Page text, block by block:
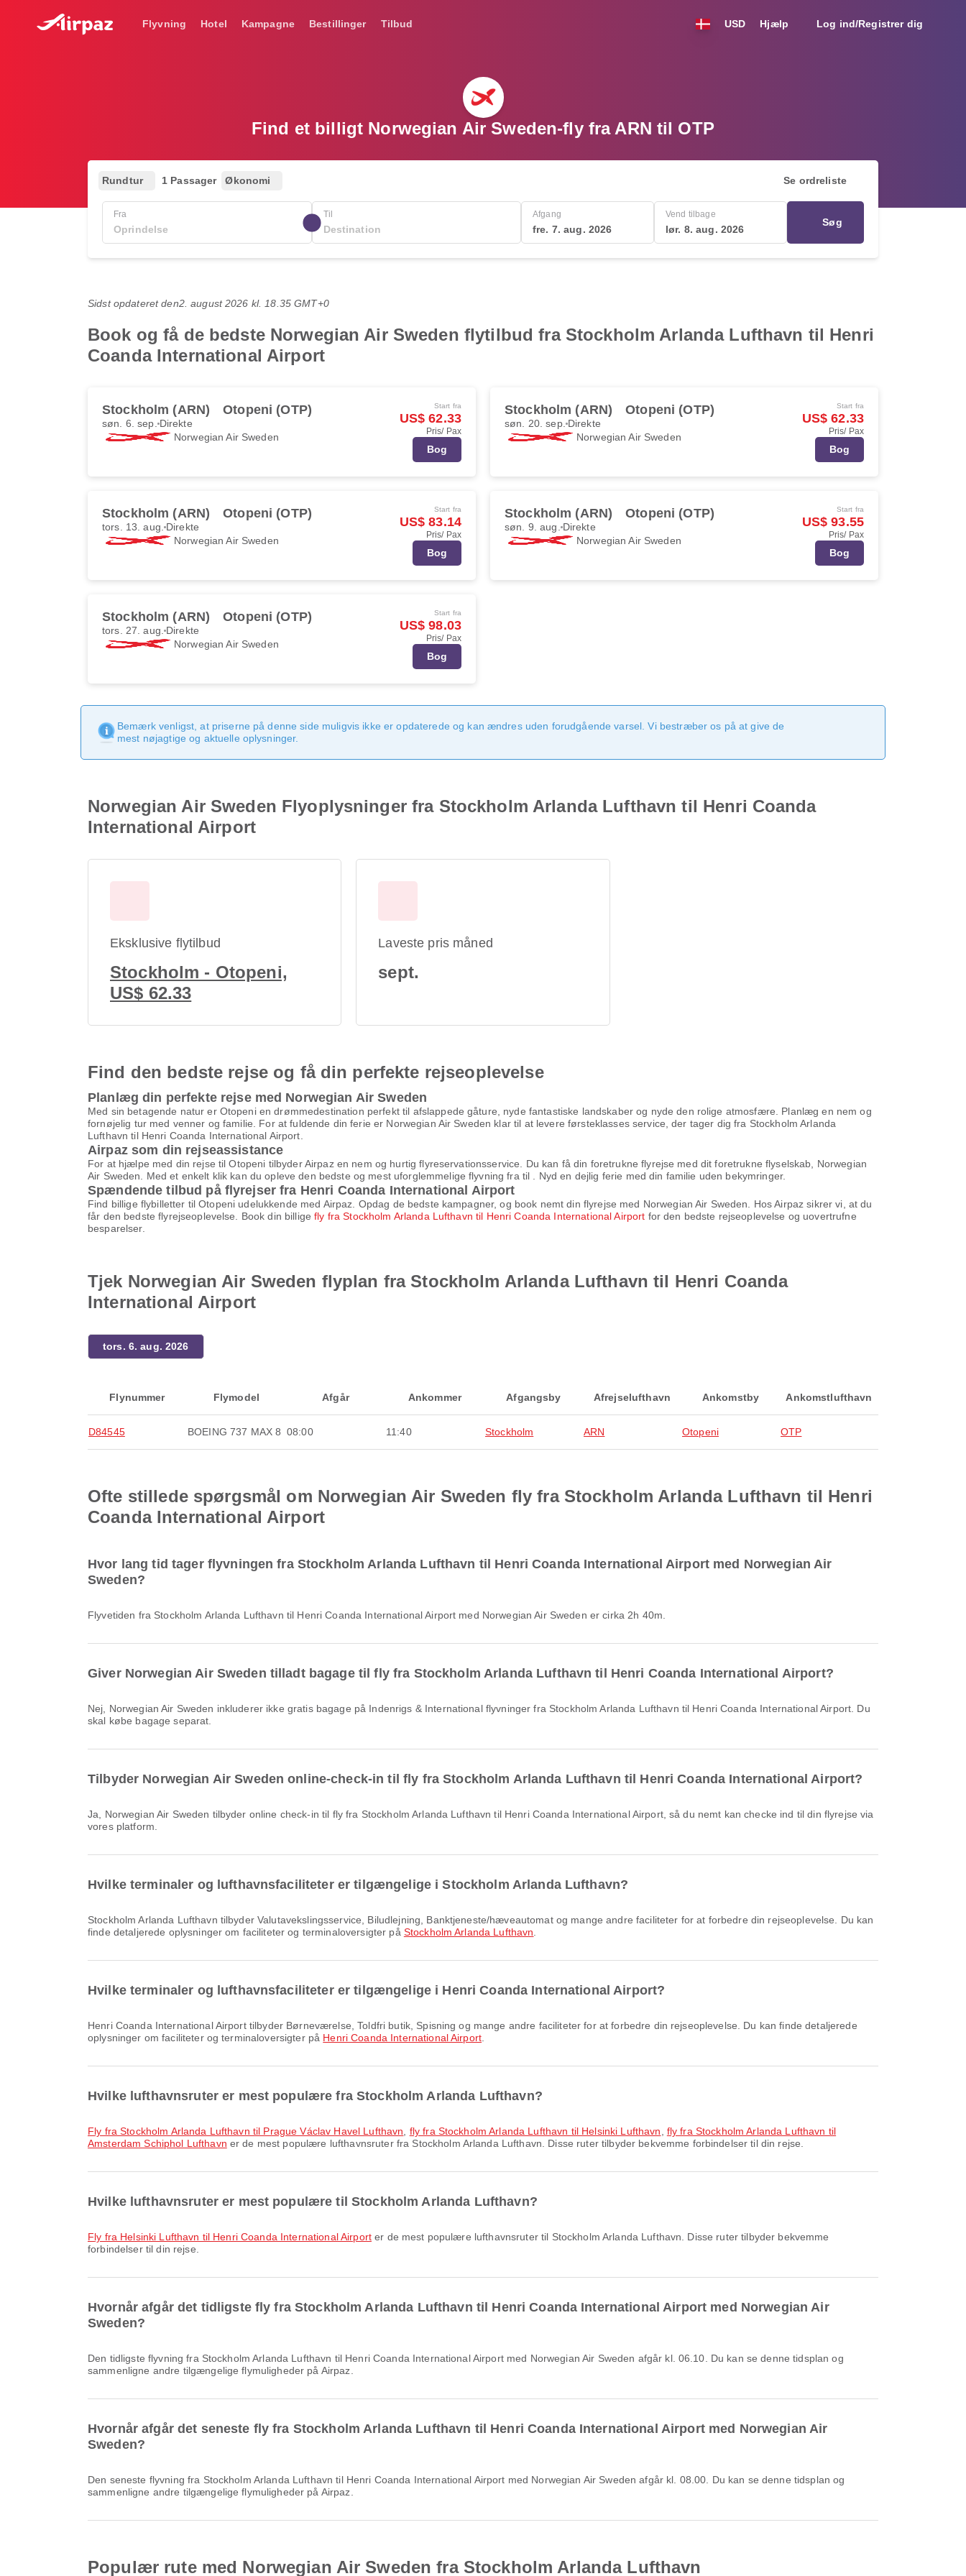
Flyvning Hotel Kampagne Bestillinger Tilbud USD Hjælp Log ind/Registrer dig
Find et billigt Norwegian Air Sweden-fly fra ARN til OTP
Rundtur 1 Passager Økonomi Se ordreliste
Fra Til Afgang
fre. 7. aug. 2026
Vend tilbage
lør. 8. aug. 2026
Søg
Sidst opdateret den2. august 2026 kl. 18.35 GMT+0
Book og få de bedste Norwegian Air Sweden flytilbud fra Stockholm Arlanda Lufthavn til Henri
Coanda International Airport
Stockholm (ARN) Otopeni (OTP)
søn. 6. sep. Direkte
Norwegian Air Sweden
Start fra
US$ 62.33
Pris/ Pax
Bog
Stockholm (ARN) Otopeni (OTP)
søn. 20. sep. Direkte
Norwegian Air Sweden
Start fra
US$ 62.33
Pris/ Pax
Bog
Stockholm (ARN) Otopeni (OTP)
tors. 13. aug. Direkte
Norwegian Air Sweden
Start fra
US$ 83.14
Pris/ Pax
Bog
Stockholm (ARN) Otopeni (OTP)
søn. 9. aug. Direkte
Norwegian Air Sweden
Start fra
US$ 93.55
Pris/ Pax
Bog
Stockholm (ARN) Otopeni (OTP)
tors. 27. aug. Direkte
Norwegian Air Sweden
Start fra
US$ 98.03
Pris/ Pax
Bog
Bemærk venligst, at priserne på denne side muligvis ikke er opdaterede og kan ændres uden forudgående varsel. Vi bestræber os på at give de
mest nøjagtige og aktuelle oplysninger.
Norwegian Air Sweden Flyoplysninger fra Stockholm Arlanda Lufthavn til Henri Coanda
International Airport
Eksklusive flytilbud
Stockholm - Otopeni,
US$ 62.33
Laveste pris måned
sept.
Find den bedste rejse og få din perfekte rejseoplevelse
Planlæg din perfekte rejse med Norwegian Air Sweden
Med sin betagende natur er Otopeni en drømmedestination perfekt til afslappede gåture, nyde fantastiske landskaber og nyde den rolige atmosfære. Planlæg en nem og
fornøjelig tur med venner og familie. For at fuldende din ferie er Norwegian Air Sweden klar til at levere førsteklasses service, der tager dig fra Stockholm Arlanda
Lufthavn til Henri Coanda International Airport.
Airpaz som din rejseassistance
For at hjælpe med din rejse til Otopeni tilbyder Airpaz en nem og hurtig flyreservationsservice. Du kan få din foretrukne flyrejse med dit foretrukne flyselskab, Norwegian
Air Sweden. Med et enkelt klik kan du opleve den bedste og mest uforglemmelige flyvning fra til . Nyd en dejlig ferie med din familie uden bekymringer.
Spændende tilbud på flyrejser fra Henri Coanda International Airport
Find billige flybilletter til Otopeni udelukkende med Airpaz. Opdag de bedste kampagner, og book nemt din flyrejse med Norwegian Air Sweden. Hos Airpaz sikrer vi, at du
får den bedste flyrejseoplevelse. Book din billigefly fra Stockholm Arlanda Lufthavn til Henri Coanda International Airport for den bedste rejseoplevelse og uovertrufne
besparelser.
Tjek Norwegian Air Sweden flyplan fra Stockholm Arlanda Lufthavn til Henri Coanda
International Airport
tors. 6. aug. 2026
Flynummer Flymodel Afgår Ankommer Afgangsby Afrejselufthavn Ankomstby Ankomstlufthavn
D84545 BOEING 737 MAX 8 08:00 11:40 Stockholm ARN Otopeni OTP
Ofte stillede spørgsmål om Norwegian Air Sweden fly fra Stockholm Arlanda Lufthavn til Henri
Coanda International Airport
Hvor lang tid tager flyvningen fra Stockholm Arlanda Lufthavn til Henri Coanda International Airport med Norwegian Air
Sweden?
Flyvetiden fra Stockholm Arlanda Lufthavn til Henri Coanda International Airport med Norwegian Air Sweden er cirka 2h 40m.
Giver Norwegian Air Sweden tilladt bagage til fly fra Stockholm Arlanda Lufthavn til Henri Coanda International Airport?
Nej, Norwegian Air Sweden inkluderer ikke gratis bagage på Indenrigs & International flyvninger fra Stockholm Arlanda Lufthavn til Henri Coanda International Airport. Du
skal købe bagage separat.
Tilbyder Norwegian Air Sweden online-check-in til fly fra Stockholm Arlanda Lufthavn til Henri Coanda International Airport?
Ja, Norwegian Air Sweden tilbyder online check-in til fly fra Stockholm Arlanda Lufthavn til Henri Coanda International Airport, så du nemt kan checke ind til din flyrejse via
vores platform.
Hvilke terminaler og lufthavnsfaciliteter er tilgængelige i Stockholm Arlanda Lufthavn?
Stockholm Arlanda Lufthavn tilbyder Valutavekslingsservice, Biludlejning, Banktjeneste/hæveautomat og mange andre faciliteter for at forbedre din rejseoplevelse. Du kan
finde detaljerede oplysninger om faciliteter og terminaloversigter på Stockholm Arlanda Lufthavn
Hvilke terminaler og lufthavnsfaciliteter er tilgængelige i Henri Coanda International Airport?
Henri Coanda International Airport tilbyder Børneværelse, Toldfri butik, Spisning og mange andre faciliteter for at forbedre din rejseoplevelse. Du kan finde detaljerede
oplysninger om faciliteter og terminaloversigter på Henri Coanda International Airport
Hvilke lufthavnsruter er mest populære fra Stockholm Arlanda Lufthavn?
fly fra Stockholm Arlanda Lufthavn til Prague Václav Havel Lufthavn fly fra Stockholm Arlanda Lufthavn til Helsinki Lufthavn
fly fra Stockholm Arlanda Lufthavn til
Amsterdam Schiphol Lufthavn er de mest populære lufthavnsruter fra Stockholm Arlanda Lufthavn. Disse ruter tilbyder bekvemme forbindelser til din rejse.
Hvilke lufthavnsruter er mest populære til Stockholm Arlanda Lufthavn?
fly fra Helsinki Lufthavn til Henri Coanda International Airporter de mest populære lufthavnsruter til Stockholm Arlanda Lufthavn. Disse ruter tilbyder bekvemme
forbindelser til din rejse.
Hvornår afgår det tidligste fly fra Stockholm Arlanda Lufthavn til Henri Coanda International Airport med Norwegian Air
Sweden?
Den tidligste flyvning fra Stockholm Arlanda Lufthavn til Henri Coanda International Airport med Norwegian Air Sweden afgår kl. 06.10. Du kan se denne tidsplan og
sammenligne andre tilgængelige flymuligheder på Airpaz.
Hvornår afgår det seneste fly fra Stockholm Arlanda Lufthavn til Henri Coanda International Airport med Norwegian Air
Sweden?
Den seneste flyvning fra Stockholm Arlanda Lufthavn til Henri Coanda International Airport med Norwegian Air Sweden afgår kl. 08.00. Du kan se denne tidsplan og
sammenligne andre tilgængelige flymuligheder på Airpaz.
Populær rute med Norwegian Air Sweden fra Stockholm Arlanda Lufthavn